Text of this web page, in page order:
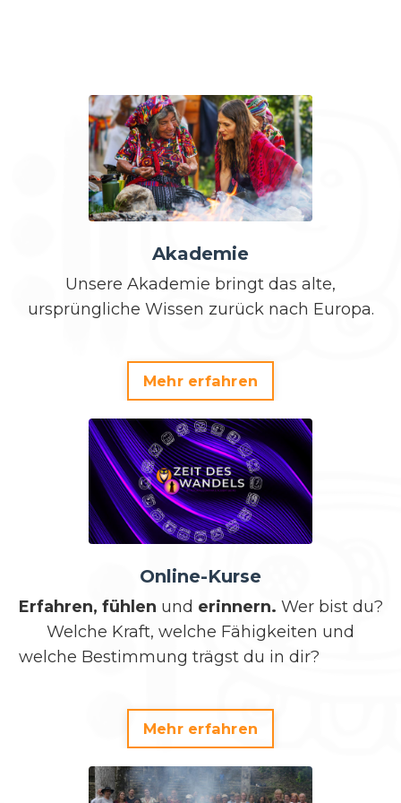
Akademie
Unsere Akademie bringt das alte,
ursprüngliche Wissen zurück nach Europa.
Mehr erfahren
Online-Kurse
Erfahren, fühlen und erinnern. Wer bist du?
Welche Kraft, welche Fähigkeiten und
welche Bestimmung trägst du in dir?
Mehr erfahren